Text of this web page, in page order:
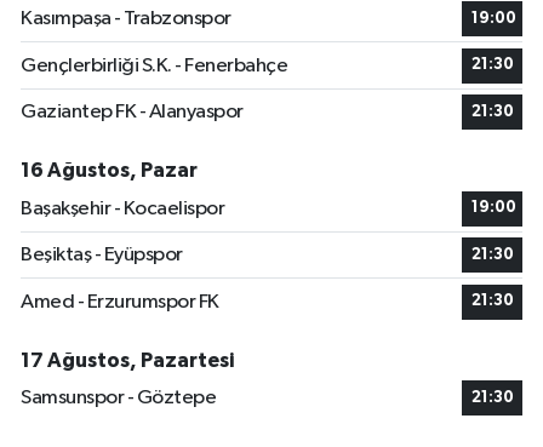
Kasımpaşa - Trabzonspor 19:00
Gençlerbirliği S.K. - Fenerbahçe 21:30
Gaziantep FK - Alanyaspor 21:30
16 Ağustos, Pazar
Başakşehir - Kocaelispor
19:00
Beşiktaş - Eyüpspor 21:30
Amed - Erzurumspor FK 21:30
17 Ağustos, Pazartesi
Samsunspor - Göztepe
21:30